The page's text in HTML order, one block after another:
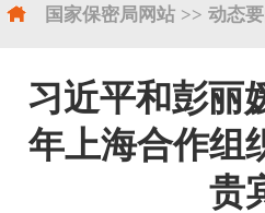
国家保密局网站 >> 动态要
习近平和彭丽
年上海合作组
贵